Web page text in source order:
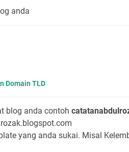
anda
Domain TLD
blog anda contoh
yang anda sukai. Misal